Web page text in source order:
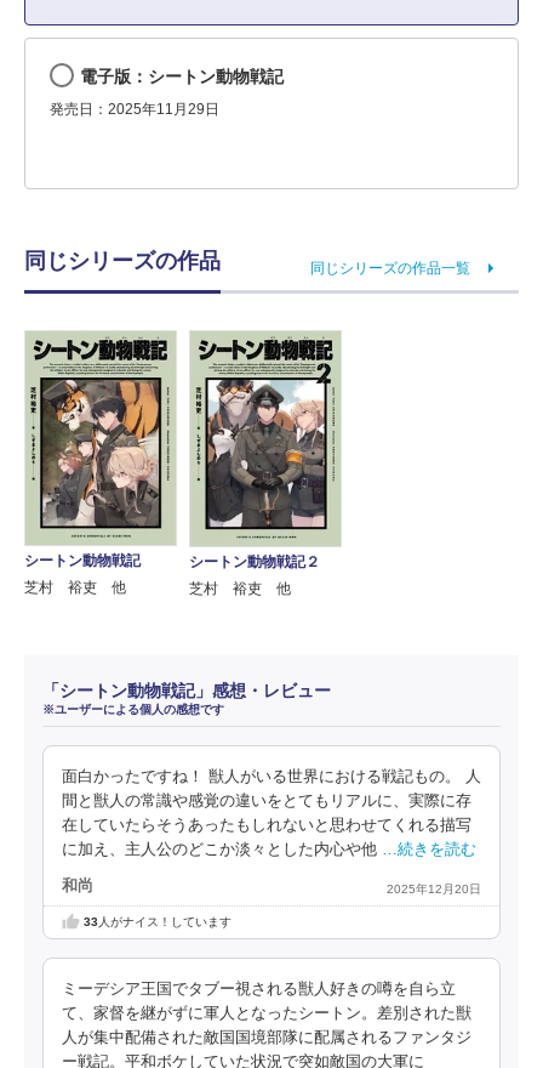
電子版：シートン動物戦記
発売日：2025年11月29日
同じシリーズの作品 同じシリーズの作品一覧
シートン動物戦記
芝村 裕吏 他
シートン動物戦記２
芝村 裕吏 他
「シートン動物戦記」感想・レビュー
※ユーザーによる個人の感想です
面白かったですね！ 獣人がいる世界における戦記もの。 人
間と獣人の常識や感覚の違いをとてもリアルに、実際に存
在していたらそうあったもしれないと思わせてくれる描写
に加え、主人公のどこか淡々とした内心や他 …続きを読む
和尚 2025年12月20日
33人がナイス！しています
ミーデシア王国でタブー視される獣人好きの噂を自ら立
て、家督を継がずに軍人となったシートン。差別された獣
人が集中配備された敵国国境部隊に配属されるファンタジ
ー戦記。平和ボケしていた状況で突如敵国の大軍に